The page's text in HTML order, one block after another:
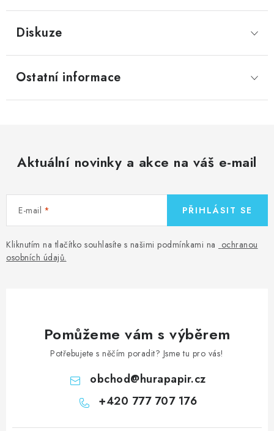
Diskuze
Ostatní informace
Aktuální novinky a akce na váš e-mail
E-mail
Kliknutím na tlačítko souhlasíte s našimi podmínkami na ochranou
osobních údajů.
PŘIHLÁSIT SE
Pomůžeme vám s výběrem
Potřebujete s něčím poradit? Jsme tu pro vás!
obchod@hurapapir.cz
+420 777 707 176